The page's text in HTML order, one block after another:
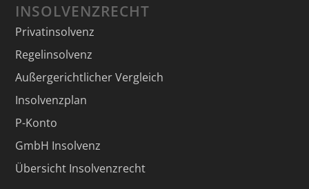
INSOLVENZRECHT
Privatinsolvenz
Regelinsolvenz
Außergerichtlicher Vergleich
Insolvenzplan
P-Konto
GmbH Insolvenz
Übersicht Insolvenzrecht